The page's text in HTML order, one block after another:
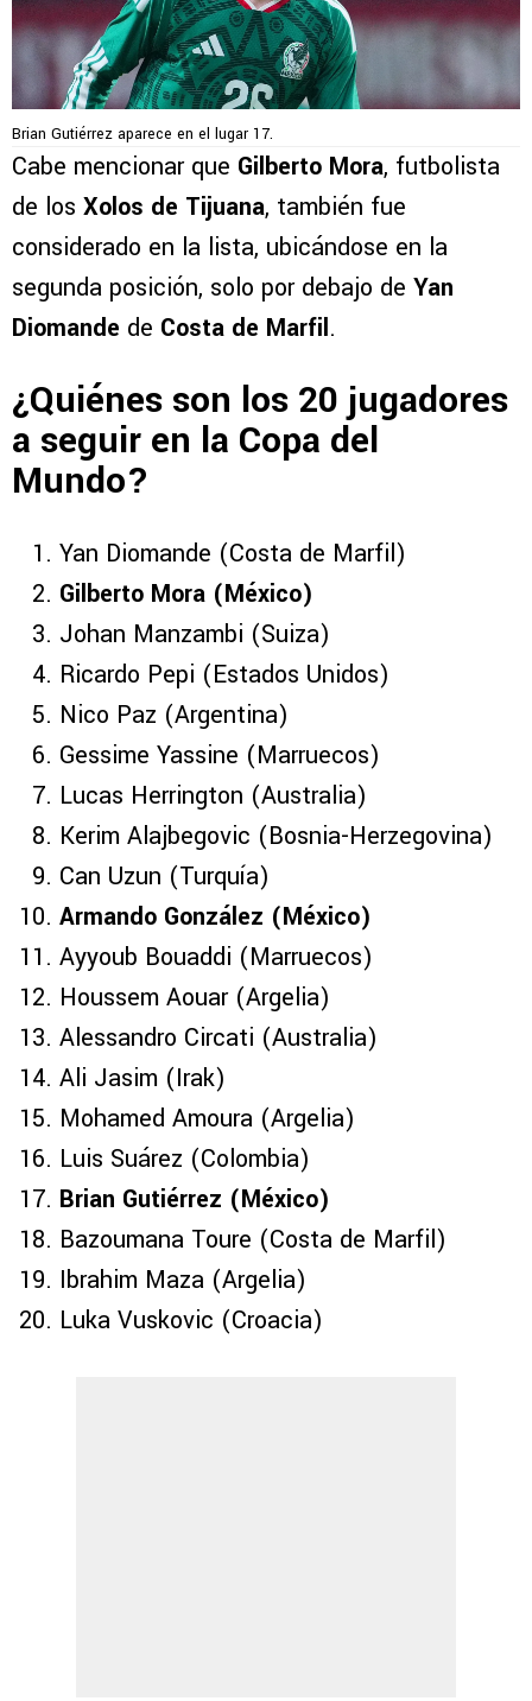
Brian Gutiérrez aparece en el lugar 17.
Cabe mencionar que Gilberto Mora, futbolista
de los Xolos de Tijuana, también fue
considerado en la lista, ubicándose en la
segunda posición, solo por debajo de Yan
Diomande de Costa de Marfil.
¿Quiénes son los 20 jugadores
a seguir en la Copa del
Mundo?
Yan Diomande (Costa de Marfil)
Gilberto Mora (México)
Johan Manzambi (Suiza)
Ricardo Pepi (Estados Unidos)
Nico Paz (Argentina)
Gessime Yassine (Marruecos)
Lucas Herrington (Australia)
Kerim Alajbegovic (Bosnia-Herzegovina)
Can Uzun (Turquía)
Armando González (México)
Ayyoub Bouaddi (Marruecos)
Houssem Aouar (Argelia)
Alessandro Circati (Australia)
Ali Jasim (Irak)
Mohamed Amoura (Argelia)
Luis Suárez (Colombia)
Brian Gutiérrez (México)
Bazoumana Toure (Costa de Marfil)
Ibrahim Maza (Argelia)
Luka Vuskovic (Croacia)